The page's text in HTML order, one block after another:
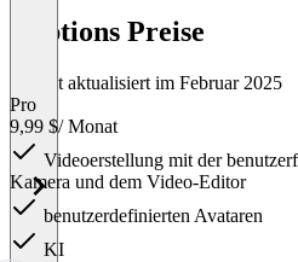
Captions Preise
Zuletzt aktualisiert im Februar 2025
Pro
9,99 $/ Monat
Videoerstellung mit der
Kamera und dem Video-Editor
benutzerdefinierten Avataren
KI